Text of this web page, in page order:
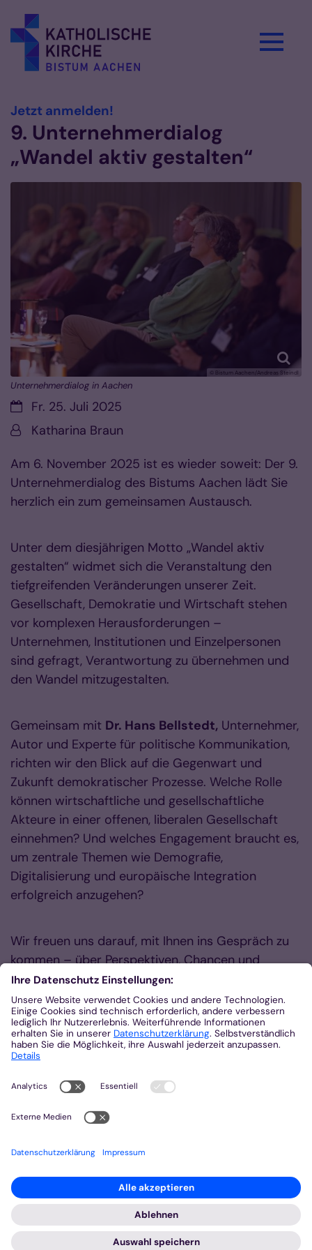
Jetzt anmelden!
9. Unternehmerdialog
„Wandel aktiv gestalten“
© Bistum Aachen/Andreas Steindl
Unternehmerdialog in Aachen
Datum:Fr. 25. Juli 2025
Von:Katharina Braun
Am 6. November 2025 ist es wieder soweit: Der 9.
Unternehmerdialog des Bistums Aachen lädt Sie
herzlich ein zum gemeinsamen Austausch.
Unter dem diesjährigen Motto „Wandel aktiv
gestalten“ widmet sich die Veranstaltung den
tiefgreifenden Veränderungen unserer Zeit.
Gesellschaft, Demokratie und Wirtschaft stehen
vor komplexen Herausforderungen –
Unternehmen, Institutionen und Einzelpersonen
sind gefragt, Verantwortung zu übernehmen und
den Wandel mitzugestalten.
Gemeinsam mit Dr. Hans Bellstedt, Unternehmer,
Autor und Experte für politische Kommunikation,
richten wir den Blick auf die Gegenwart und
Zukunft demokratischer Prozesse. Welche Rolle
können wirtschaftliche und gesellschaftliche
Akteure in einer offenen, liberalen Gesellschaft
einnehmen? Und welches Engagement braucht es,
um zentrale Themen wie Demografie,
Digitalisierung und europäische Integration
erfolgreich anzugehen?
Wir freuen uns darauf, mit Ihnen ins Gespräch zu
kommen – über Perspektiven, Chancen und
gemeinsames Handeln. Die Anmeldung ist ab
sofort möglich.
Generalvikar Jan Nienkerke und Dompropst Rolf-
Peter Cremer freuen sich auf Ihre Teilnahme.
Hier geht es zur Anmeldung.
Zurück
2025 © Bistum Aachen
Impressum